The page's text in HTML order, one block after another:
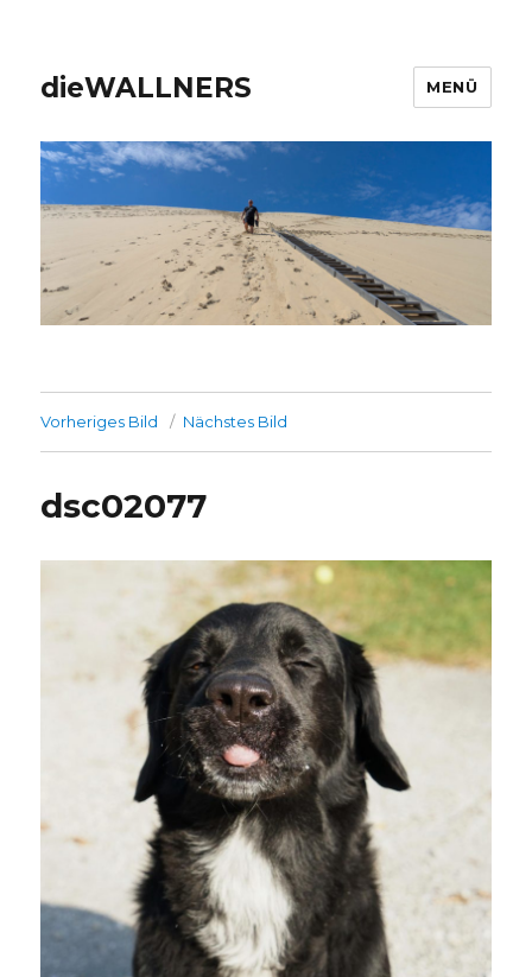
dieWALLNERS MENÜ
Vorheriges Bild Nächstes Bild
dsc02077